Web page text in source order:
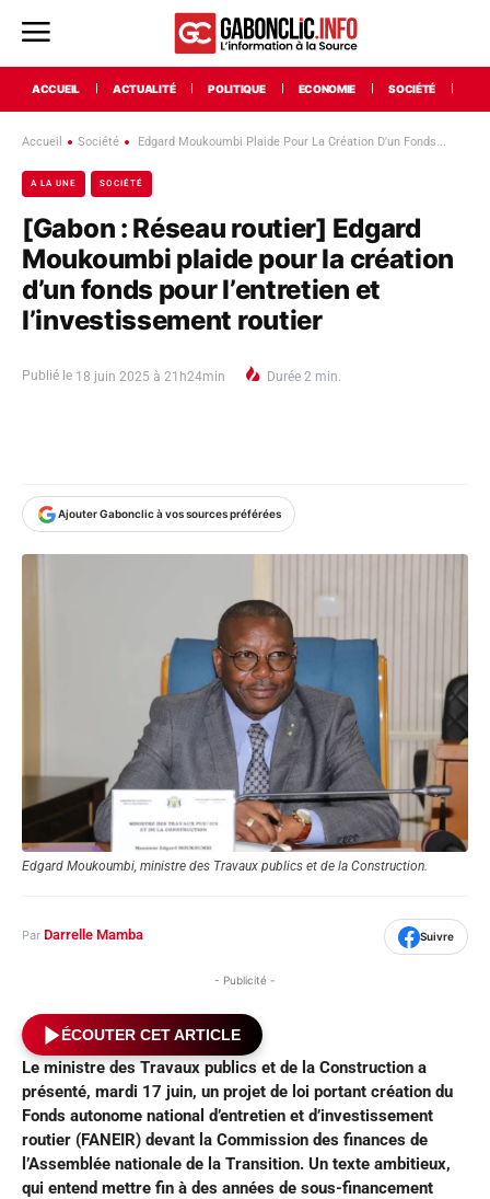
ACCUEIL ACTUALITÉ POLITIQUE ECONOMIE SOCIÉTÉ
Accueil Société Edgard Moukoumbi Plaide Pour La Création D'un Fonds...
A LA UNE SOCIÉTÉ
[Gabon : Réseau routier] Edgard
Moukoumbi plaide pour la création
d’un fonds pour l’entretien et
l’investissement routier
Publié le 18 juin 2025 à 21h24min Durée 2 min.
Ajouter Gabonclic à vos sources préférées
Edgard Moukoumbi, ministre des Travaux publics et de la Construction.
Par Darrelle Mamba Suivre
- Publicité -
ÉCOUTER CET ARTICLE
Le ministre des Travaux publics et de la Construction a
présenté, mardi 17 juin, un projet de loi portant création du
Fonds autonome national d’entretien et d’investissement
routier (FANEIR) devant la Commission des finances de
l’Assemblée nationale de la Transition. Un texte ambitieux,
qui entend mettre fin à des années de sous-financement